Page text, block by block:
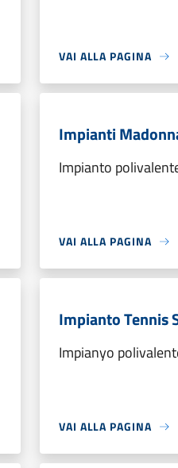
VAI ALLA PAGINA
Impianti
Impianto
VAI ALLA PAGINA
Impianto Tennis
Impianyo
VAI ALLA PAGINA